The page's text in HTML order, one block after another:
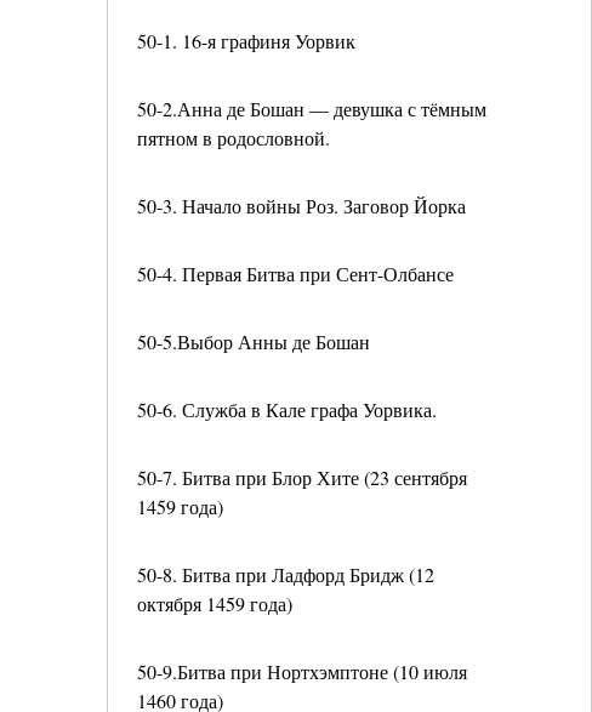
50-1. 16-я графиня Уорвик
50-2.Анна де Бошан — девушка с тёмным
пятном в родословной.
50-3. Начало войны Роз. Заговор Йорка
50-4. Первая Битва при Сент-Олбансе
50-5.Выбор Анны де Бошан
50-6. Служба в Кале графа Уорвика.
50-7. Битва при Блор Хите (23 сентября
1459 года)
50-8. Битва при Ладфорд Бридж (12
октября 1459 года)
50-9.Битва при Нортхэмптоне (10 июля
1460 года)